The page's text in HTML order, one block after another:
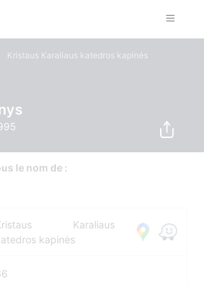
Kristaus Karaliaus katedros kapinės
le nom de :
Karaliaus
kapinės